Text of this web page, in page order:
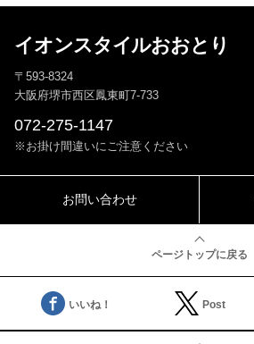
イオンスタイルおおとり
〒593-8324
大阪府堺市西区鳳東町7-733
072-275-1147
※お掛け間違いにご注意ください
お問い合わせ
ページトップに戻る
いいね！ Post